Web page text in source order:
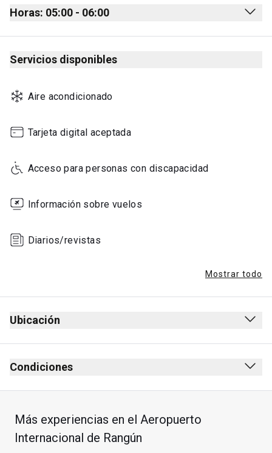
Horas: 05:00 - 06:00
Monday 05:00 - 06:00
Tuesday
Thursday
Friday
Sunday
Servicios disponibles
Aire acondicionado
Tarjeta digital aceptada
Acceso para personas con discapacidad
Información sobre vuelos
Diarios/revistas
Mostrar todo
Ubicación
Condiciones
Más experiencias en el Aeropuerto
Internacional de Rangún